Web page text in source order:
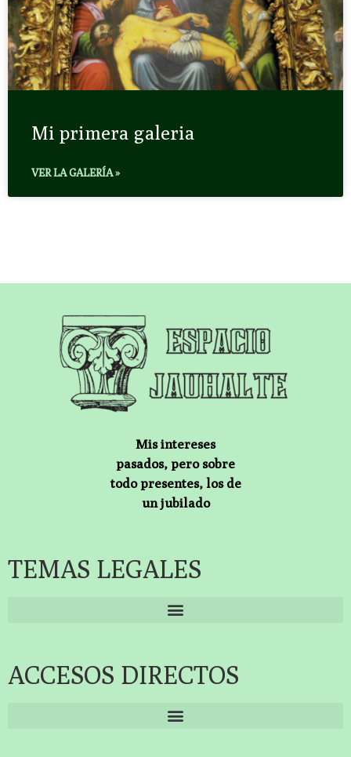
Mi primera galeria
VER LA GALERÍA »
Mis intereses
pasados, pero sobre
todo presentes, los de
un jubilado
TEMAS LEGALES
ACCESOS DIRECTOS